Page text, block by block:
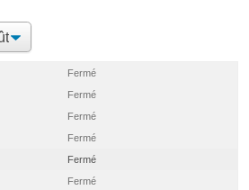
Fermé
Fermé
Fermé
Fermé
Fermé
Fermé